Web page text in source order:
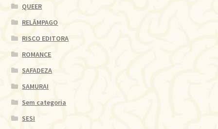
QUEER
RELÂMPAGO
RISCO EDITORA
ROMANCE
SAFADEZA
SAMURAI
Sem categoria
SESI